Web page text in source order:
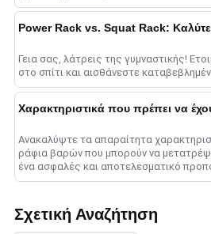
Γεια σας, λάτρεις της γυμναστικής!
στο σπίτι και αισθάνεστε
Ανακαλύψτε τα απαραίτητα
ράφια βαρών που μπορούν να
ένα ασφαλές και αποτελεσματικό
Σχετική Αναζήτηση